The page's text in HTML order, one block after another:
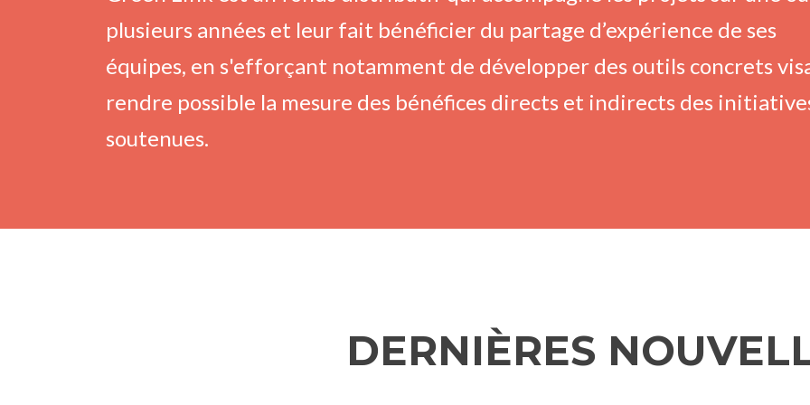
plusieurs années et leur fait bénéficier du partage d’expérience de ses
équipes, en s'efforçant notamment de développer des outils concrets
rendre possible la mesure des bénéfices directs et indirects des
soutenues.
DERNIÈRES